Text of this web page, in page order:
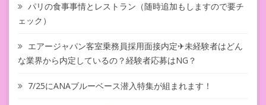
パリの食事事情とレストラン（随時追加もしますので要チ
ェック）
エアージャパン客室乗務員採用面接内定✈未経験者はどん
な業界から内定しているの？経験者応募はNG？
7/25にANAブルーベース潜入特集が組まれます！